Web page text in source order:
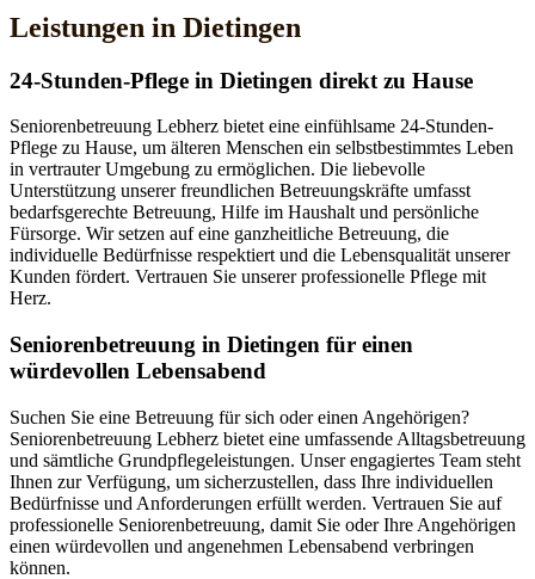
Leistungen in Dietingen
24-Stunden-Pflege in Dietingen direkt zu Hause
Seniorenbetreuung Lebherz bietet eine einfühlsame 24-Stunden-
Pflege zu Hause, um älteren Menschen ein selbstbestimmtes Leben
in vertrauter Umgebung zu ermöglichen. Die liebevolle
Unterstützung unserer freundlichen Betreuungskräfte umfasst
bedarfsgerechte Betreuung, Hilfe im Haushalt und persönliche
Fürsorge. Wir setzen auf eine ganzheitliche Betreuung, die
individuelle Bedürfnisse respektiert und die Lebensqualität unserer
Kunden fördert. Vertrauen Sie unserer professionelle Pflege mit
Herz.
Senioren­betreuung in Dietingen für einen
würdevollen Lebensabend
Suchen Sie eine Betreuung für sich oder einen Angehörigen?
Seniorenbetreuung Lebherz bietet eine umfassende Alltagsbetreuung
und sämtliche Grundpflegeleistungen. Unser engagiertes Team steht
Ihnen zur Verfügung, um sicherzustellen, dass Ihre individuellen
Bedürfnisse und Anforderungen erfüllt werden. Vertrauen Sie auf
professionelle Seniorenbetreuung, damit Sie oder Ihre Angehörigen
einen würdevollen und angenehmen Lebensabend verbringen
können.